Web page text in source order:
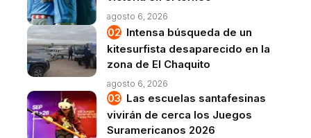
agosto 6, 2026
Intensa búsqueda de un
kitesurfista desaparecido en la
zona de El Chaquito
agosto 6, 2026
Las escuelas santafesinas
vivirán de cerca los Juegos
Suramericanos 2026